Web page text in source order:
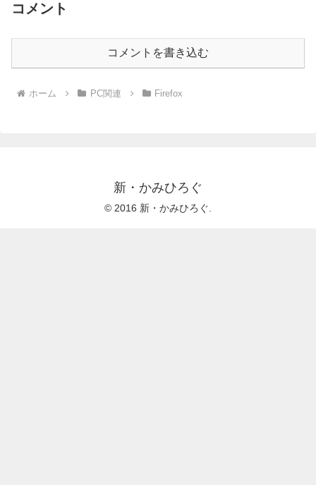
コメント
コメントを書き込む
ホーム PC関連 Firefox
新・かみひろぐ
© 2016 新・かみひろぐ.